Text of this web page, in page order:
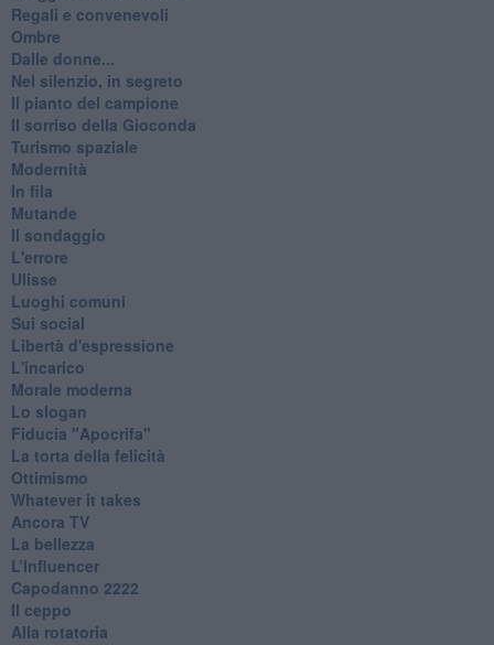
Regali e convenevoli
Ombre
Dalle donne...
Nel silenzio, in segreto
Il pianto del campione
Il sorriso della Gioconda
Turismo spaziale
Modernità
In fila
Mutande
Il sondaggio
L'errore
Ulisse
Luoghi comuni
Sui social
Libertà d'espressione
L'incarico
Morale moderna
Lo slogan
Fiducia "Apocrifa"
La torta della felicità
Ottimismo
Whatever it takes
Ancora TV
La bellezza
L’Influencer
​Capodanno 2222
Il ceppo
Alla rotatoria